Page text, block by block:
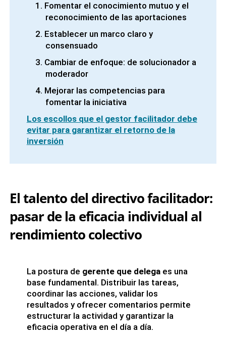
Fomentar el conocimiento mutuo y el
reconocimiento de las aportaciones
Establecer un marco claro y
consensuado
Cambiar de enfoque: de solucionador a
moderador
Mejorar las competencias para
fomentar la iniciativa
Los escollos que el gestor facilitador debe
evitar para garantizar el retorno de la
inversión
El talento del directivo facilitador:
pasar de la eficacia individual al
rendimiento colectivo
La postura de gerente que delegaes una
base fundamental. Distribuir las tareas,
coordinar las acciones, validar los
resultados y ofrecer comentarios permite
estructurar la actividad y garantizar la
eficacia operativa en el día a día.